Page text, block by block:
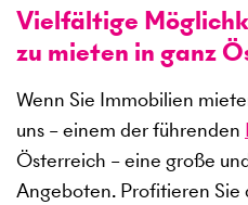
Vielfältige
zu mieten in ganz
Wenn Sie Immobilien
uns – einem der führenden
Österreich – eine große
Angeboten. Profitieren Sie